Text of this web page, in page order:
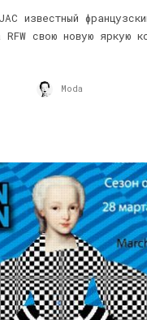
известный
RFW свою новую яркую
Moda